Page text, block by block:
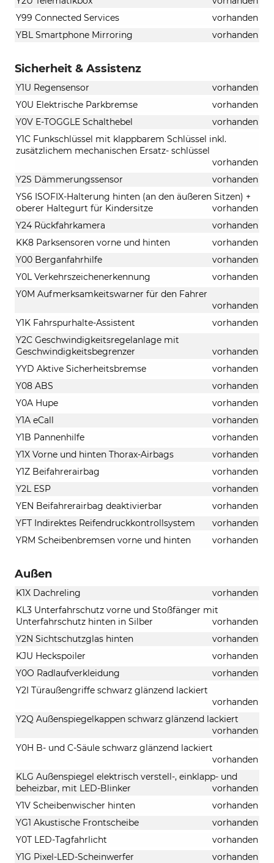
Y99 Connected Services
vorhanden
YBL Smartphone Mirroring
vorhanden
Sicherheit & Assistenz
Y1U Regensensor
vorhanden
Y0U Elektrische Parkbremse
vorhanden
Y0V E-TOGGLE Schalthebel
vorhanden
Y1C Funkschlüssel mit klappbarem Schlüssel inkl.
zusätzlichem mechanischen Ersatz- schlüssel
vorhanden
Y2S Dämmerungssensor
vorhanden
YS6 ISOFIX-Halterung hinten (an den äußeren Sitzen) +
oberer Haltegurt für Kindersitze
vorhanden
Y24 Rückfahrkamera
vorhanden
KK8 Parksensoren vorne und hinten
vorhanden
Y00 Berganfahrhilfe
vorhanden
Y0L Verkehrszeichenerkennung
vorhanden
Y0M Aufmerksamkeitswarner für den Fahrer
vorhanden
Y1K Fahrspurhalte-Assistent
vorhanden
Y2C Geschwindigkeitsregelanlage mit
Geschwindigkeitsbegrenzer
vorhanden
YYD Aktive Sicherheitsbremse
vorhanden
Y08 ABS
vorhanden
Y0A Hupe
vorhanden
Y1A eCall
vorhanden
Y1B Pannenhilfe
vorhanden
Y1X Vorne und hinten Thorax-Airbags
vorhanden
Y1Z Beifahrerairbag
vorhanden
Y2L ESP
vorhanden
YEN Beifahrerairbag deaktivierbar
vorhanden
YFT Indirektes Reifendruckkontrollsystem
vorhanden
YRM Scheibenbremsen vorne und hinten
vorhanden
Außen
K1X Dachreling
vorhanden
KL3 Unterfahrschutz vorne und Stoßfänger mit
Unterfahrschutz hinten in Silber
vorhanden
Y2N Sichtschutzglas hinten
vorhanden
KJU Heckspoiler
vorhanden
Y0O Radlaufverkleidung
vorhanden
Y2I Türaußengriffe schwarz glänzend lackiert
vorhanden
Y2Q Außenspiegelkappen schwarz glänzend lackiert
vorhanden
Y0H B- und C-Säule schwarz glänzend lackiert
vorhanden
KLG Außenspiegel elektrisch verstell-, einklapp- und
beheizbar, mit LED-Blinker
vorhanden
Y1V Scheibenwischer hinten
vorhanden
YG1 Akustische Frontscheibe
vorhanden
Y0T LED-Tagfahrlicht
vorhanden
Y1G Pixel-LED-Scheinwerfer
vorhanden